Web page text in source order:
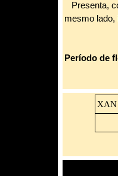
Presenta,
mesmo lado,
Período de
XAN